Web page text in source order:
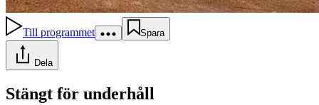
Till programmet Spara
Dela
Stängt för underhåll